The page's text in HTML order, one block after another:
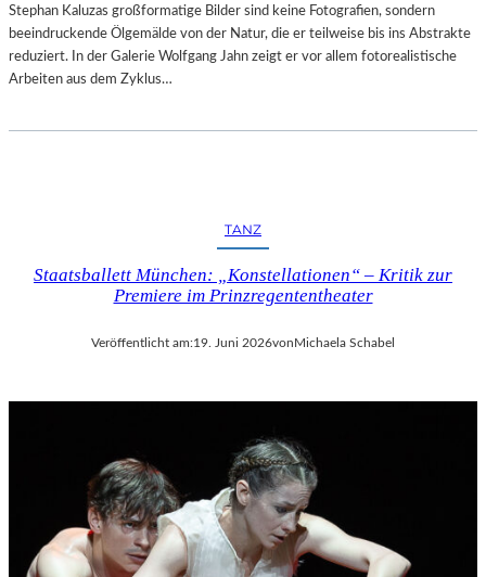
Stephan Kaluzas großformatige Bilder sind keine Fotografien, sondern
beeindruckende Ölgemälde von der Natur, die er teilweise bis ins Abstrakte
reduziert. In der Galerie Wolfgang Jahn zeigt er vor allem fotorealistische
Arbeiten aus dem Zyklus…
TANZ
Staatsballett München: „Konstellationen“ – Kritik zur
Premiere im Prinzregententheater
Veröffentlicht am:19. Juni 2026vonMichaela Schabel